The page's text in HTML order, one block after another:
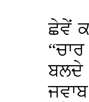
ਛੇਵੇਂ
ਬਲਦੇ